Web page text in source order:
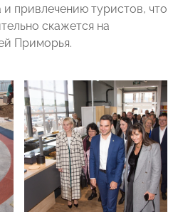
и привлечению туристов, что
скажется на
Приморья.